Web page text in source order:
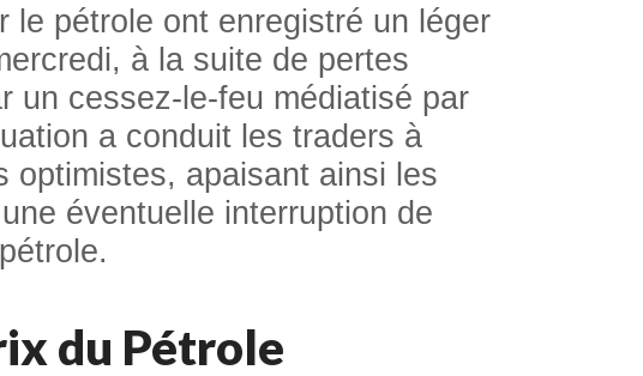
le pétrole ont enregistré un léger
à la suite de pertes
un cessez-le-feu médiatisé par
a conduit les traders à
optimistes, apaisant ainsi les
éventuelle interruption de
du Pétrole